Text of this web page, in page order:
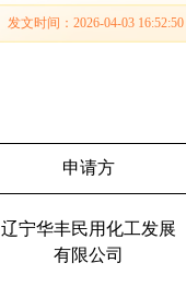
发文时间：2026-04-03 16:52:50
申请方
辽宁华丰民用化工发展
有限公司